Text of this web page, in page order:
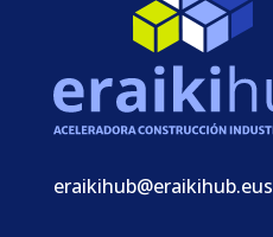
eraikihub@eraikihub.eus